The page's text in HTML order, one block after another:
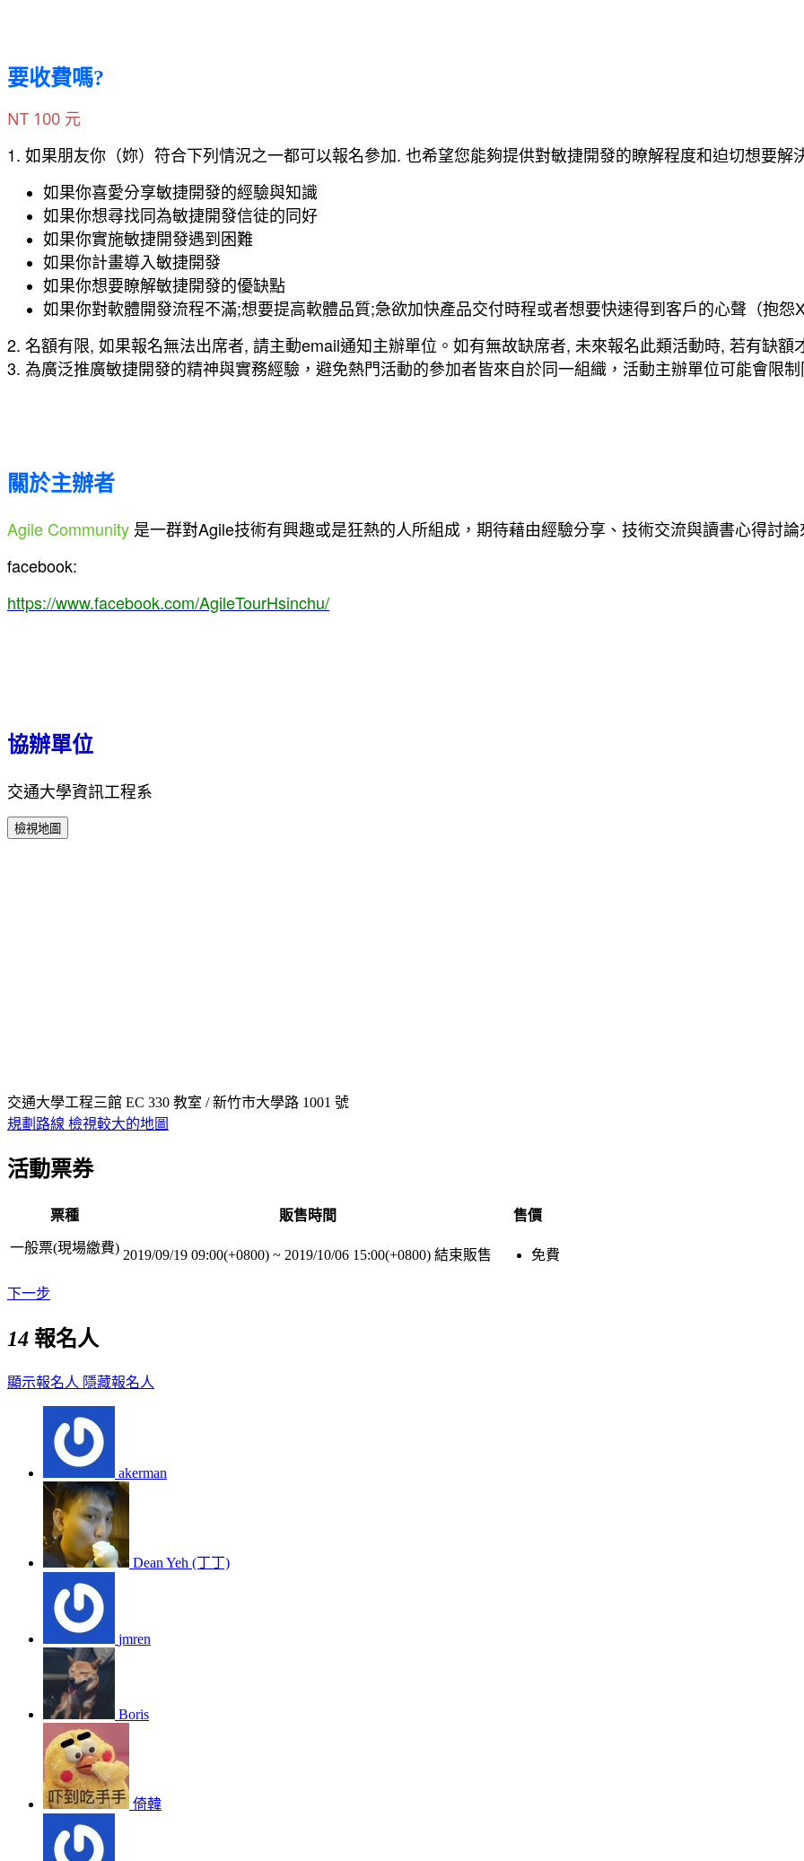
要收費嗎?
NT 100 元
1. 如果朋友你（妳）符合下列情況之一都可以報名參加. 也希望您能夠提供對敏捷開發的瞭解程度和迫切想要解
如果你喜愛分享敏捷開發的經驗與知識
如果你想尋找同為敏捷開發信徒的同好
如果你實施敏捷開發遇到困難
如果你計畫導入敏捷開發
如果你想要瞭解敏捷開發的優缺點
如果你對軟體開發流程不滿;想要提高軟體品質;急欲加快產品交付時程或者想要快速得到客戶的心聲（抱怨
2. 名額有限, 如果報名無法出席者, 請主動email通知主辦單位。如有無故缺席者, 未來報名此類活動時, 若有缺額
3. 為廣泛推廣敏捷開發的精神與實務經驗，避免熱門活動的參加者皆來自於同一組織，活動主辦單位可能會限
關於主辦者
Agile Community 是一群對Agile技術有興趣或是狂熱的人所組成，期待藉由經驗分享、技術交流與讀書心得討
facebook:
https://www.facebook.com/AgileTourHsinchu/
協辦單位
交通大學資訊工程系
檢視地圖
交通大學工程三館 EC 330 教室 / 新竹市大學路 1001 號
規劃路線 檢視較大的地圖
活動票券
票種 販售時間 售價
一般票(現場繳費) 2019/09/19 09:00(+0800) ~ 2019/10/06 15:00(+0800) 結束販售 免費
下一步
14 報名人
顯示報名人 隱藏報名人
akerman
Dean Yeh (丁丁)
jmren
Boris
倚韓